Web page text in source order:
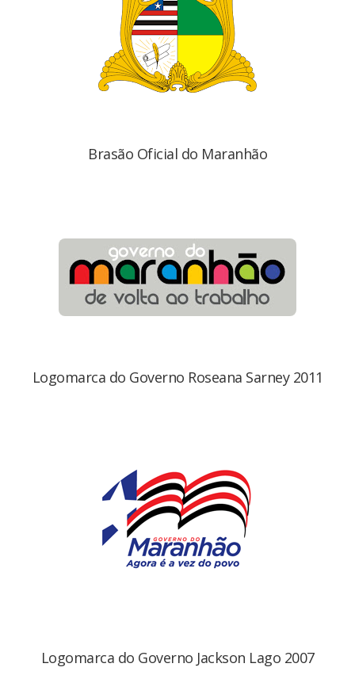
Brasão Oficial do Maranhão
Logomarca do Governo Roseana Sarney 2011
Logomarca do Governo Jackson Lago 2007